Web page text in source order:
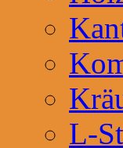
L-